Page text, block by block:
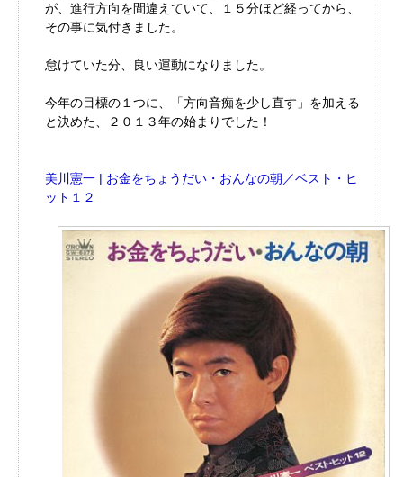
が、進行方向を間違えていて、１５分ほど経ってから、
その事に気付きました。
怠けていた分、良い運動になりました。
今年の目標の１つに、「方向音痴を少し直す」を加える
と決めた、２０１３年の始まりでした！
美川憲一 | お金をちょうだい・おんなの朝／ベスト・ヒ
ット１２